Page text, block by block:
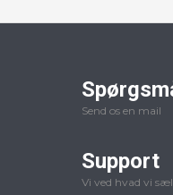
Send os en mail
Support
Vi ved hvad vi